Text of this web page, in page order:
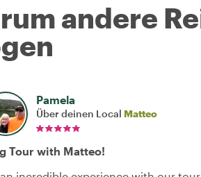
andere
Pamela
Über deinen Local Matteo
Tour with Matteo!